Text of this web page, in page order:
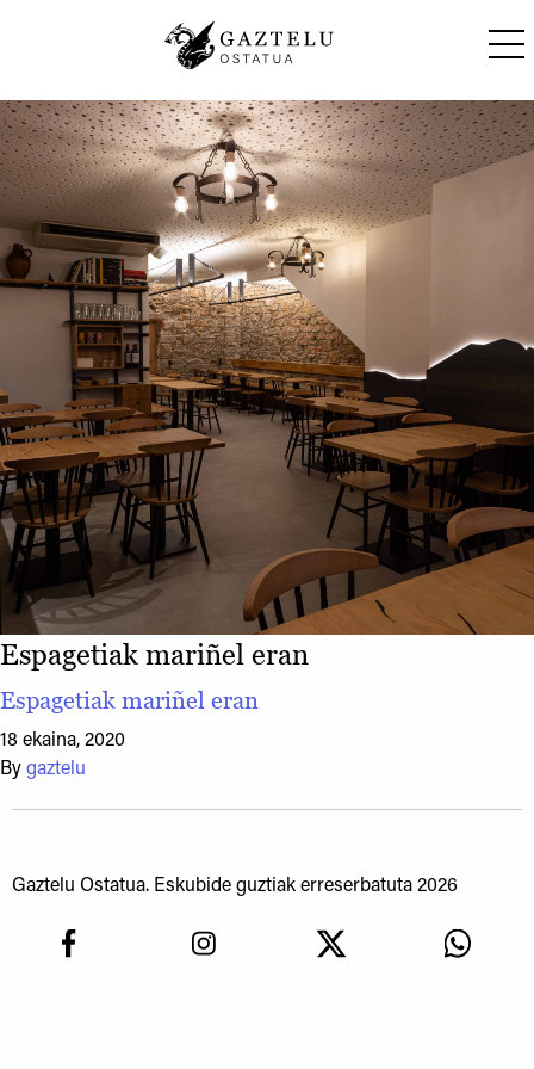
Espagetiak mariñel eran
Espagetiak mariñel eran
18 ekaina, 2020
By gaztelu
Gaztelu Ostatua. Eskubide guztiak erreserbatuta 2026